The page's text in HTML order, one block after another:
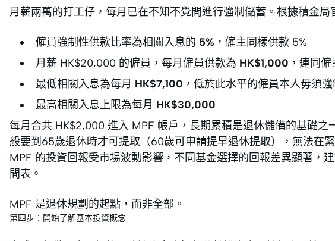
月薪兩萬的打工仔，每月已在不知不覺間進行強制儲蓄。根據積金局
僱員強制性供款比率為相關入息的 5% ，僱主同樣供款 5%
月薪 HK$20,000 的僱員，每月僱員供款為 HK$1,000 ，連同
最低相關入息為每月 HK$7,100 ，低於此水平的僱員本人毋須
最高相關入息上限為每月 HK$30,000
每月合共 HK$2,000 進入 MPF 帳戶，長期累積是退休儲備的基礎之
般要到65歲退休時才可提取（60歲可申請提早退休提取），無法在
MPF 的投資回報受市場波動影響，不同基金選擇的回報差異顯著，
間表。
MPF 是退休規劃的起點，而非全部。
第四步：開始了解基本投資概念